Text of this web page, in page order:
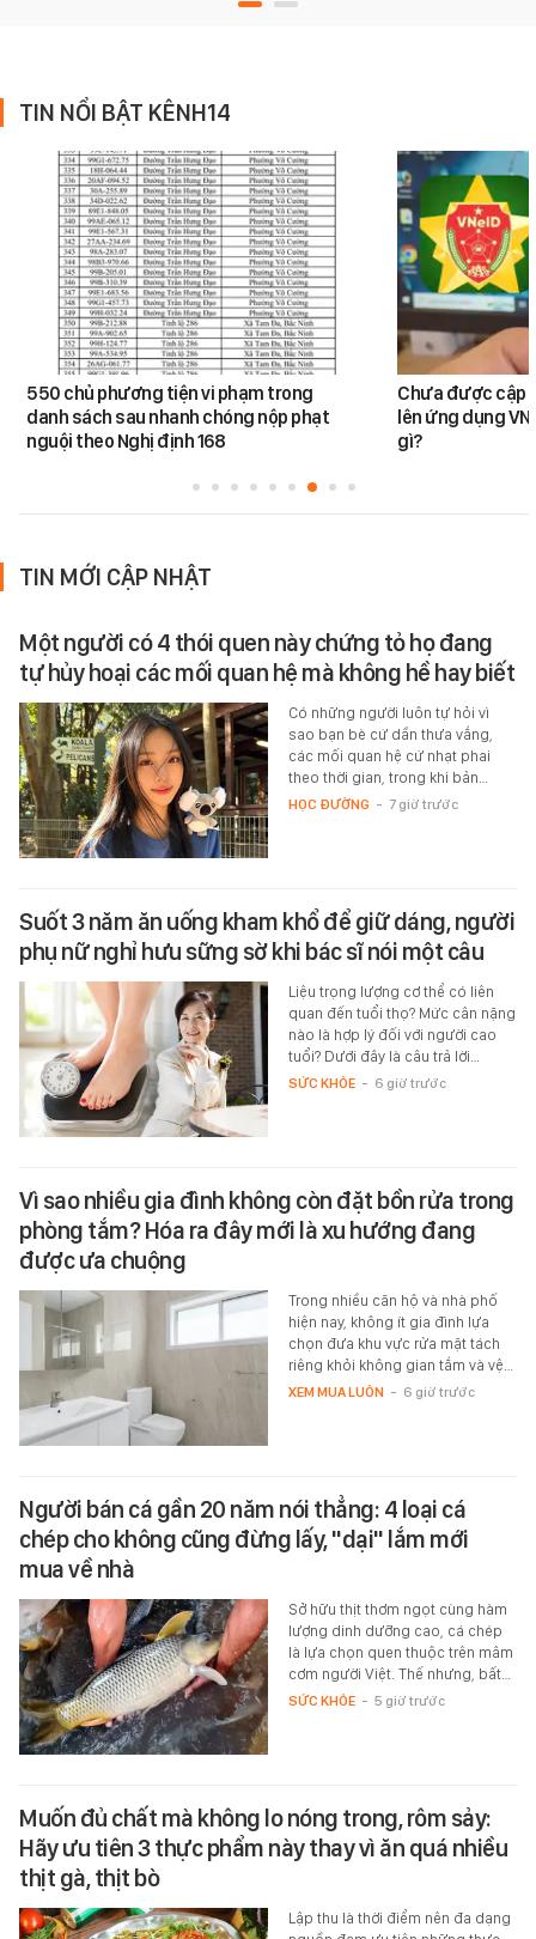
TIN NỔI BẬT KÊNH14
550 chủ phương tiện vi phạm trong
danh sách sau nhanh chóng nộp phạt
nguội theo Nghị định 168
Chưa được cập
lên ứng dụng
gì?
TIN MỚI CẬP NHẬT
Một người có 4 thói quen này chứng tỏ họ đang
tự hủy hoại các mối quan hệ mà không hề hay biết
Có những người luôn tự hỏi vì
sao bạn bè cứ dần thưa vắng,
các mối quan hệ cứ nhạt phai
theo thời gian, trong khi bản…
HỌC ĐƯỜNG - 7 giờ trước
Suốt 3 năm ăn uống kham khổ để giữ dáng, người
phụ nữ nghỉ hưu sững sờ khi bác sĩ nói một câu
Liệu trọng lượng cơ thể có liên
quan đến tuổi thọ? Mức cân nặng
nào là hợp lý đối với người cao
tuổi? Dưới đây là câu trả lời…
SỨC KHỎE - 6 giờ trước
Vì sao nhiều gia đình không còn đặt bồn rửa trong
phòng tắm? Hóa ra đây mới là xu hướng đang
được ưa chuộng
Trong nhiều căn hộ và nhà phố
hiện nay, không ít gia đình lựa
chọn đưa khu vực rửa mặt tách
riêng khỏi không gian tắm và vệ…
XEM MUA LUÔN - 6 giờ trước
Người bán cá gần 20 năm nói thẳng: 4 loại cá
chép cho không cũng đừng lấy, "dại" lắm mới
mua về nhà
Sở hữu thịt thơm ngọt cùng hàm
lượng dinh dưỡng cao, cá chép
là lựa chọn quen thuộc trên mâm
cơm người Việt. Thế nhưng, bất…
SỨC KHỎE - 5 giờ trước
Muốn đủ chất mà không lo nóng trong, rôm sảy:
Hãy ưu tiên 3 thực phẩm này thay vì ăn quá nhiều
thịt gà, thịt bò
Lập thu là thời điểm nên đa dạng